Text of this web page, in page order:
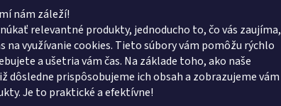
nám záleží!
relevantné produkty, jednoducho to, čo vás zaujíma,
na využívanie cookies. Tieto súbory vám pomôžu rýchlo
a ušetria vám čas. Na základe toho, ako naše
dôsledne prispôsobujeme ich obsah a zobrazujeme vám
Je to praktické a efektívne!